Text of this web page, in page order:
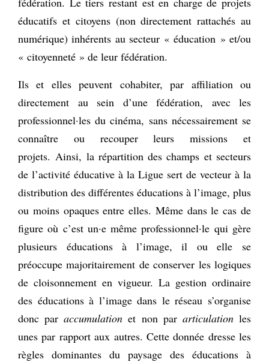
éducatifs et citoyens (non directement rattachés au
numérique) inhérents au secteur « éducation » et/ou
« citoyenneté » de leur fédération.
Ils et elles peuvent cohabiter, par affiliation ou
directement au sein d’une fédération, avec les
professionnel·les du cinéma, sans nécessairement se
connaître ou recouper leurs missions et
projets. Ainsi, la répartition des champs et secteurs
de l’activité éducative à la Ligue sert de vecteur à la
distribution des différentes éducations à l’image, plus
ou moins opaques entre elles. Même dans le cas de
figure où c’est un·e même professionnel·le qui gère
plusieurs éducations à l’image, il ou elle se
préoccupe majoritairement de conserver les logiques
de cloisonnement en vigueur. La gestion ordinaire
des éducations à l’image dans le réseau s’organise
donc paraccumulation et non par articulationles
unes par rapport aux autres. Cette donnée dresse les
règles dominantes du paysage des éducations à